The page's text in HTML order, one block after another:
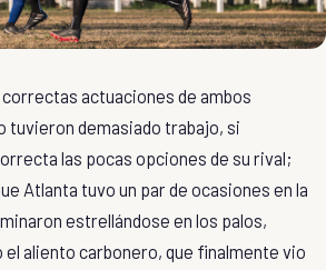
actuaciones de ambos
tuvieron demasiado trabajo, si
las pocas opciones de su rival;
Atlanta tuvo un par de ocasiones en la
estrellándose en los palos,
el aliento carbonero, que finalmente vio